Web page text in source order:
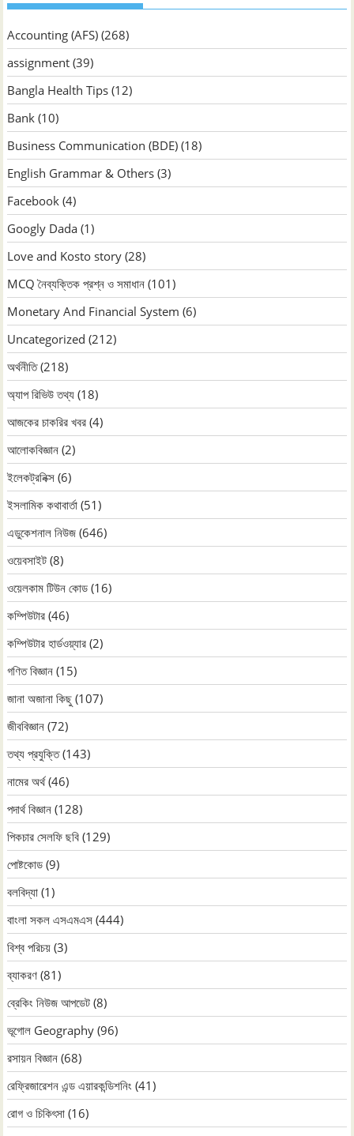
Accounting (AFS) (268)
assignment (39)
Bangla Health Tips (12)
Bank (10)
Business Communication (BDE) (18)
English Grammar & Others (3)
Facebook (4)
Googly Dada (1)
Love and Kosto story (28)
MCQ নৈব্যক্তিক প্রশ্ন ও সমাধান (101)
Monetary And Financial System (6)
Uncategorized (212)
অর্থনীতি(218)
অ্যাপ রিভিউ তথ্য (18)
আজকের চাকরির খবর (4)
আলোকবিজ্ঞান (2)
ইলেকট্রনিক্স (6)
ইসলামিক কথাবার্তা (51)
এডুকেশনাল নিউজ (646)
ওয়েবসাইট (8)
ওয়েলকাম টিউন কোড (16)
কম্পিউটার (46)
কম্পিউটার হার্ডওয়্যার (2)
গণিত বিজ্ঞান (15)
জানা অজানা কিছু (107)
জীববিজ্ঞান (72)
তথ্য প্রযুক্তি(143)
নামের অর্থ(46)
পদার্থ বিজ্ঞান (128)
পিকচার সেলফি ছবি (129)
পোষ্টকোড (9)
বলবিদ্যা (1)
বাংলা সকল এসএমএস (444)
বিশ্ব পরিচয় (3)
ব্যাকরণ (81)
ব্রেকিং নিউজ আপডেট (8)
ভূগোল Geography (96)
রসায়ন বিজ্ঞান (68)
রেফ্রিজারেশন এন্ড এয়ারকন্ডিশনিং (41)
রোগ ও চিকিৎসা (16)